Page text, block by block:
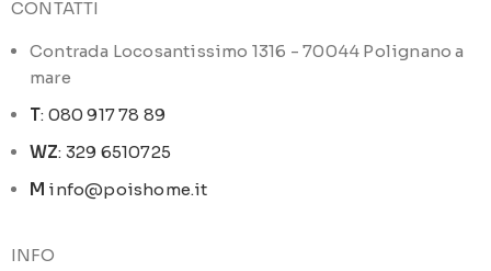
CONTATTI
Contrada Locosantissimo 1316 - 70044 Polignano a
mare
T: 080 917 78 89
WZ: 329 6510725
M info@poishome.it
INFO